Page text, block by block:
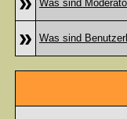
Was sind
» Was sind